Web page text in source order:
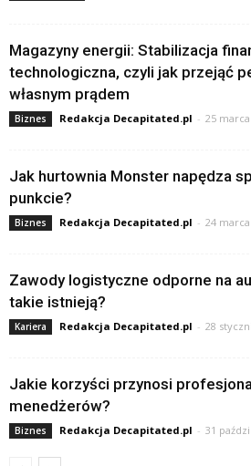
Magazyny energii: Stabilizacja
technologiczna, czyli jak przejąć
własnym prądem
Biznes Redakcja Decapitated.pl - 25
Jak hurtownia Monster napędza
punkcie?
Biznes Redakcja Decapitated.pl - 24
Zawody logistyczne odporne na
takie istnieją?
Kariera Redakcja Decapitated.pl - 28
Jakie korzyści przynosi
menedżerów?
Biznes Redakcja Decapitated.pl - 31